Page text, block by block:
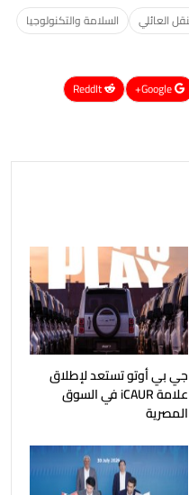
العائلي
السلامة والتكنولوجيا
Google+
ReddIt
جي بي أوتو تستعد لإطلاق
علامة iCAUR في السوق
المصرية